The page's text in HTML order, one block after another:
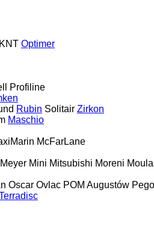
KNT Optimer
Profiline
Rubin Solitair Zirkon
Maschio
McFarLane
Meyer Mini Mitsubishi Moreni
Oscar Ovlac POM Augustów